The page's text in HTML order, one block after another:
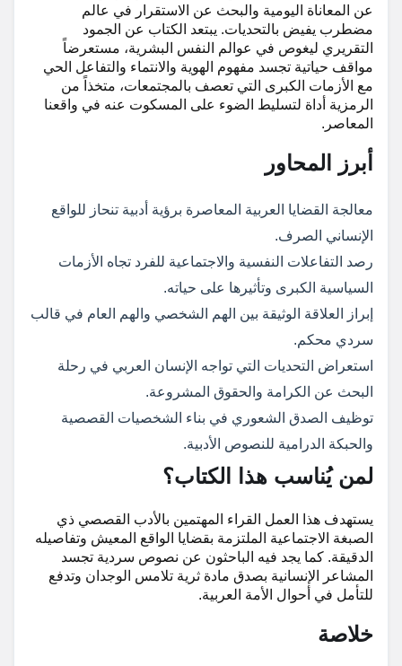
عن المعاناة اليومية والبحث عن الاستقرار في عالم
مضطرب يفيض بالتحديات. يبتعد الكتاب عن الجمود
التقريري ليغوص في عوالم النفس البشرية، مستعرضاً
مواقف حياتية تجسد مفهوم الهوية والانتماء والتفاعل الحي
مع الأزمات الكبرى التي تعصف بالمجتمعات، متخذاً من
الرمزية أداة لتسليط الضوء على المسكوت عنه في واقعنا
المعاصر.
أبرز المحاور
معالجة القضايا العربية المعاصرة برؤية أدبية تنحاز للواقع
الإنساني الصرف.
رصد التفاعلات النفسية والاجتماعية للفرد تجاه الأزمات
السياسية الكبرى وتأثيرها على حياته.
إبراز العلاقة الوثيقة بين الهم الشخصي والهم العام في قالب
سردي محكم.
استعراض التحديات التي تواجه الإنسان العربي في رحلة
البحث عن الكرامة والحقوق المشروعة.
توظيف الصدق الشعوري في بناء الشخصيات القصصية
والحبكة الدرامية للنصوص الأدبية.
لمن يُناسب هذا الكتاب؟
يستهدف هذا العمل القراء المهتمين بالأدب القصصي ذي
الصبغة الاجتماعية الملتزمة بقضايا الواقع المعيش وتفاصيله
الدقيقة. كما يجد فيه الباحثون عن نصوص سردية تجسد
المشاعر الإنسانية بصدق مادة ثرية تلامس الوجدان وتدفع
للتأمل في أحوال الأمة العربية.
خلاصة